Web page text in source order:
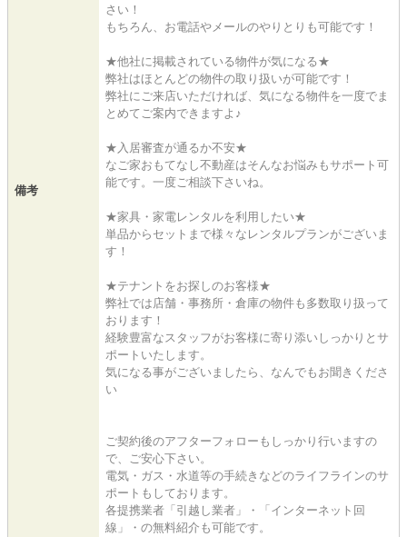
備考
さい！
もちろん、お電話やメールのやりとりも可能です！
★他社に掲載されている物件が気になる★
弊社はほとんどの物件の取り扱いが可能です！
弊社にご来店いただければ、気になる物件を一度でま
とめてご案内できますよ♪
★入居審査が通るか不安★
なご家おもてなし不動産はそんなお悩みもサポート可
能です。一度ご相談下さいね。
★家具・家電レンタルを利用したい★
単品からセットまで様々なレンタルプランがございま
す！
★テナントをお探しのお客様★
弊社では店舗・事務所・倉庫の物件も多数取り扱って
おります！
経験豊富なスタッフがお客様に寄り添いしっかりとサ
ポートいたします。
気になる事がございましたら、なんでもお聞きくださ
い
ご契約後のアフターフォローもしっかり行いますの
で、ご安心下さい。
電気・ガス・水道等の手続きなどのライフラインのサ
ポートもしております。
各提携業者「引越し業者」・「インターネット回
線」・の無料紹介も可能です。